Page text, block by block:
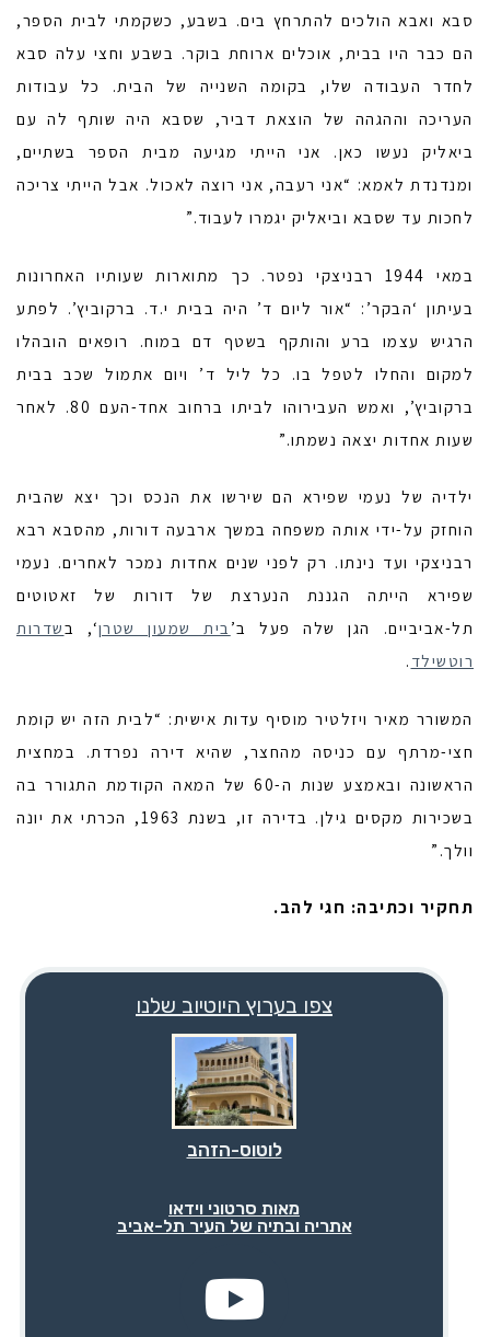
סבא ואבא הולכים להתרחץ בים. בשבע, כשקמתי לבית הספר,
הם כבר היו בבית, אוכלים ארוחת בוקר. בשבע וחצי עלה סבא
לחדר העבודה שלו, בקומה השנייה של הבית. כל עבודות
העריכה וההגהה של הוצאת דביר, שסבא היה שותף לה עם
ביאליק נעשו כאן. אני הייתי מגיעה מבית הספר בשתיים,
ומנדנדת לאמא: “אני רעבה, אני רוצה לאכול. אבל הייתי צריכה
לחכות עד שסבא וביאליק יגמרו לעבוד.”
במאי 1944 רבניצקי נפטר. כך מתוארות שעותיו האחרונות
בעיתון ‘הבקר’: “אור ליום ד’ היה בבית י.ד. ברקוביץ’. לפתע
הרגיש עצמו ברע והותקף בשטף דם במוח. רופאים הובהלו
למקום והחלו לטפל בו. כל ליל ד’ ויום אתמול שכב בבית
ברקוביץ’, ואמש העבירוהו לביתו ברחוב אחד-העם 80. לאחר
שעות אחדות יצאה נשמתו.”
ילדיה של נעמי שפירא הם שירשו את הנכס וכך יצא שהבית
הוחזק על-ידי אותה משפחה במשך ארבעה דורות, מהסבא רבא
רבניצקי ועד נינתו. רק לפני שנים אחדות נמכר לאחרים. נעמי
שפירא הייתה הגננת הנערצת של דורות של זאטוטים
תל-אביביים. הגן שלה פעל ב’ בית שמעון שטרן‘, בשדרות
רוטשילד .
המשורר מאיר ויזלטיר מוסיף עדות אישית: “לבית הזה יש קומת
חצי-מרתף עם כניסה מהחצר, שהיא דירה נפרדת. במחצית
הראשונה ובאמצע שנות ה-60 של המאה הקודמת התגורר בה
בשכירות מקסים גילן. בדירה זו, בשנת 1963, הכרתי את יונה
וולך.”
תחקיר וכתיבה: חגי להב.
צפו בערוץ היוטיוב שלנו
לוטוס-הזהב
מאות סרטוני וידאו
אתריה ובתיה של העיר תל-אביב